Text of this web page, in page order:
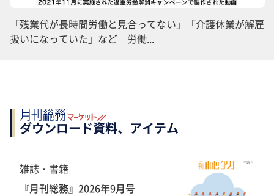
「残業代が長時間労働と見合ってない」「介護休業が解雇
扱いになっていた」など 労働...
ダウンロード資料、アイテム
雑誌・書籍
『月刊総務』2026年9月号